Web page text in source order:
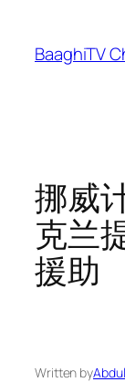
content
BaaghiTV
挪威
克兰
援助
Written by